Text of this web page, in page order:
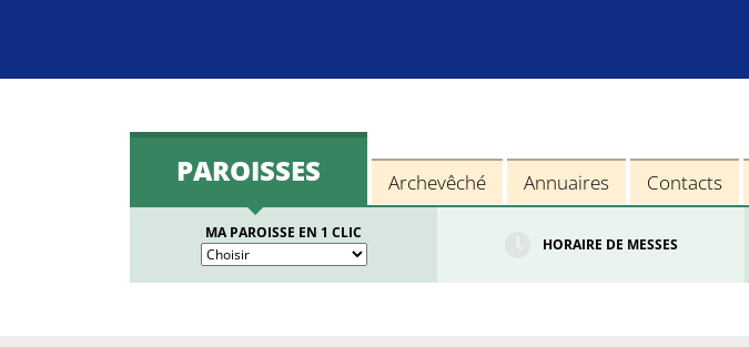
PAROISSES Archevêché Annuaires Contacts
MA PAROISSE EN 1 CLIC
HORAIRE DE MESSES